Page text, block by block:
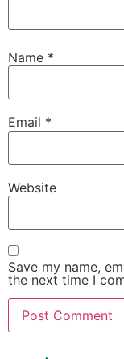
Name *
Email *
Website
Save my name,
the next time I